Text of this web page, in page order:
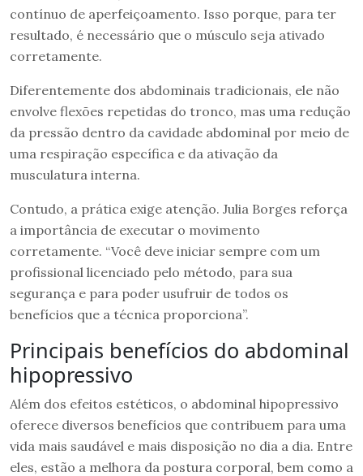
contínuo de aperfeiçoamento. Isso porque, para ter
resultado, é necessário que o músculo seja ativado
corretamente.
Diferentemente dos abdominais tradicionais, ele não
envolve flexões repetidas do tronco, mas uma redução
da pressão dentro da cavidade abdominal por meio de
uma respiração específica e da ativação da
musculatura interna.
Contudo, a prática exige atenção. Julia Borges reforça
a importância de executar o movimento
corretamente. “Você deve iniciar sempre com um
profissional licenciado pelo método, para sua
segurança e para poder usufruir de todos os
benefícios que a técnica proporciona”.
Principais benefícios do abdominal
hipopressivo
Além dos efeitos estéticos, o abdominal hipopressivo
oferece diversos benefícios que contribuem para uma
vida mais saudável e mais disposição no dia a dia. Entre
eles, estão a melhora da postura corporal, bem como a